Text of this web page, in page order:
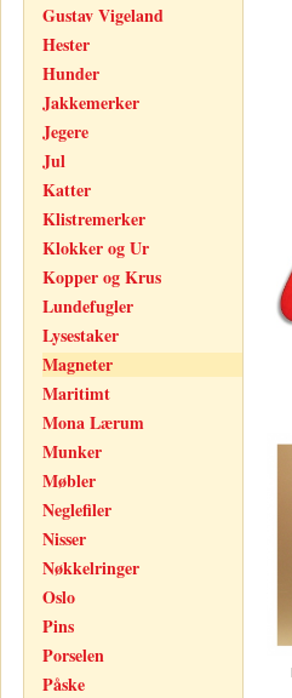
Gustav Vigeland
Hester
Hunder
Jakkemerker
Jegere
Jul
Katter
Klistremerker
Klokker og Ur
Kopper og Krus
Lundefugler
Lysestaker
Magneter
Maritimt
Mona Lærum
Munker
Møbler
Neglefiler
Nisser
Nøkkelringer
Oslo
Pins
Porselen
Påske